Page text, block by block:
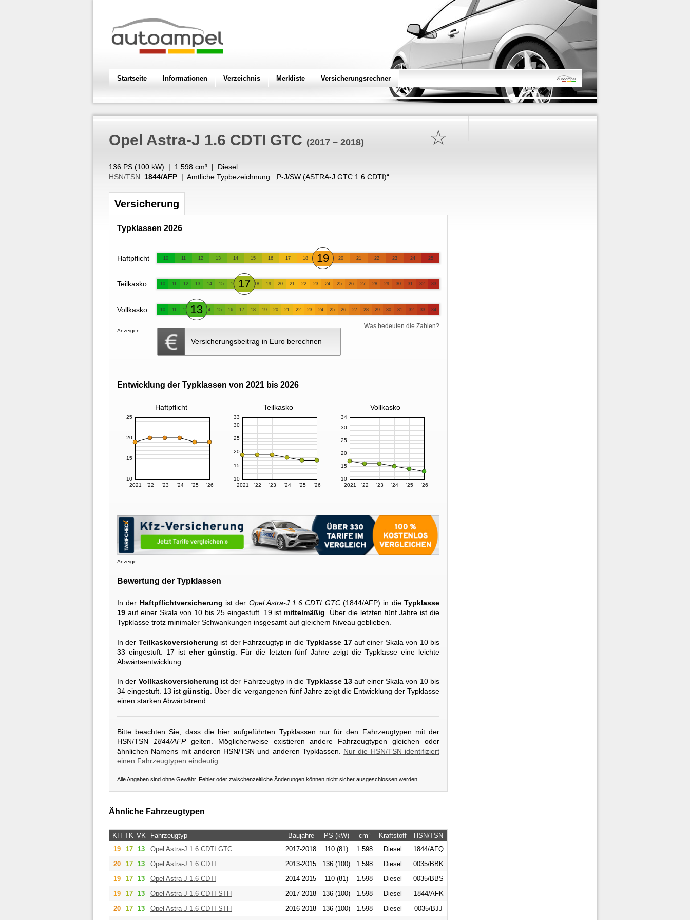
Startseite Informationen Verzeichnis Merkliste Versicherungsrechner
☆
Opel Astra-J 1.6 CDTI GTC (2017 – 2018)
136 PS (100 kW) | 1.598 cm³ | Diesel
HSN/TSN: 1844/AFP | Amtliche Typbezeichnung: „ P-J/SW (ASTRA-J GTC 1.6 CDTI)“
Versicherung
Typklassen 2026
Haftpflicht 10 11 12 13 14 15 16 17 18 19 20 21 22 23 24 25
Teilkasko 10 11 12 13 14 15 16 17 18 19 20 21 22 23 24 25 26 27 28 29 30 31 32 33
Vollkasko 10 11 12 13 14 15 16 17 18 19 20 21 22 23 24 25 26 27 28 29 30 31 32 33 34
Anzeigen:
Versicherungsbeitrag in Euro berechnen
Was bedeuten die Zahlen?
Entwicklung der Typklassen von 2021 bis 2026
Haftpflicht Teilkasko Vollkasko
2021 '22 '23 '24 '25 '26
10
15
20
25
2021 '22 '23 '24 '25 '26
10
15
20
25
30
33
2021 '22 '23 '24 '25 '26
10
15
20
25
30
34
Anzeige
Bewertung der Typklassen
In der Haftpflichtversicherung ist der Opel Astra-J 1.6 CDTI GTC(1844/AFP) in dieTypklasse
19 auf einer Skala von 10 bis 25 eingestuft. 19 ist mittelmäßig . Über die letzten fünf Jahre ist die
Typklasse trotz minimaler Schwankungen insgesamt auf gleichem Niveau geblieben.
In der Teilkaskoversicherung ist der Fahrzeugtyp in dieTypklasse 17auf einer Skala von 10 bis
33 eingestuft. 17 isteher günstig . Für die letzten fünf Jahre zeigt die Typklasse eine leichte
Abwärtsentwicklung.
In der Vollkaskoversicherung ist der Fahrzeugtyp in die Typklasse 13 auf einer Skala von 10 bis
34 eingestuft. 13 istgünstig. Über die vergangenen fünf Jahre zeigt die Entwicklung der Typklasse
einen starken Abwärtstrend.
Bitte beachten Sie, dass die hier aufgeführten Typklassen nur für den Fahrzeugtypen mit der
HSN/TSN
1844/AFPgelten. Möglicherweise existieren andere Fahrzeugtypen gleichen oder
ähnlichen Namens mit anderen HSN/TSN und anderen Typklassen. Nur die HSN/TSN identifiziert
einen Fahrzeugtypen eindeutig.
Alle Angaben sind ohne Gewähr. Fehler oder zwischenzeitliche Änderungen können nicht sicher ausgeschlossen werden.
Ähnliche Fahrzeugtypen
KH TK VK Fahrzeugtyp Baujahre PS (kW) cm³ Kraftstoff
HSN/TSN
19
17 13 Opel Astra-J 1.6 CDTI GTC 2017-2018 110 (81) 1.598 Diesel
1844/AFQ
20
17 13 Opel Astra-J 1.6 CDTI 2013-2015 136 (100) 1.598 Diesel
0035/BBK
19
17 13 Opel Astra-J 1.6 CDTI 2014-2015 110 (81) 1.598 Diesel
0035/BBS
19
17 13 Opel Astra-J 1.6 CDTI STH 2017-2018 136 (100) 1.598 Diesel
1844/AFK
20
17 13 Opel Astra-J 1.6 CDTI STH 2016-2018 136 (100) 1.598 Diesel
0035/BJJ